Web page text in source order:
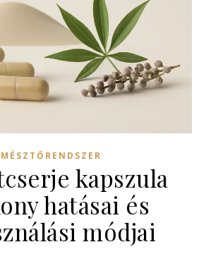
kapszula
hatásai és
módjai